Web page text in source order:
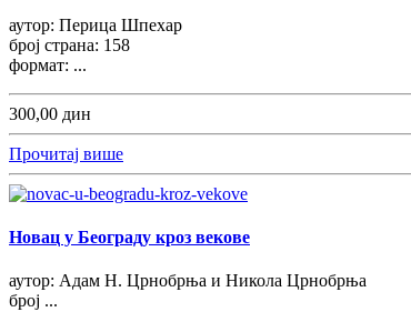
аутор: Перица Шпехар
број страна: 158
формат: ...
300,00 дин
Прочитај више
Новац у Београду кроз векове
аутор: Адам Н. Црнобрња и Никола Црнобрња
број ...